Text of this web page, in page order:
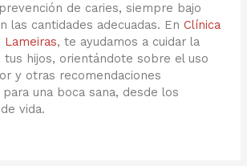
de caries, siempre bajo
las cantidades adecuadas. EnClínica
Lameiras, te ayudamos a cuidar la
tus hijos, orientándote sobre el uso
y otras recomendaciones
una boca sana, desde los
vida.